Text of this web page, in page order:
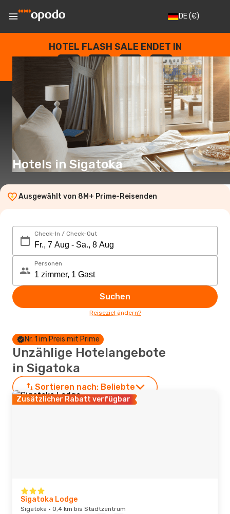
DE(€)
HOTEL FLASH SALE ENDET IN
--
TAGE
: --
STUNDEN
: --
SEKUNDEN
Hotels in Sigatoka
Ausgewählt von 8M+ Prime-Reisenden
Check-In / Check-Out
Personen
Suchen
Reiseziel ändern?
Nr. 1 im Preis mit Prime
Unzählige Hotelangebote
in Sigatoka
Sortieren nach: Beliebte
Zusätzlicher Rabatt verfügbar
Sigatoka Lodge
Sigatoka · 0,4 km bis Stadtzentrum